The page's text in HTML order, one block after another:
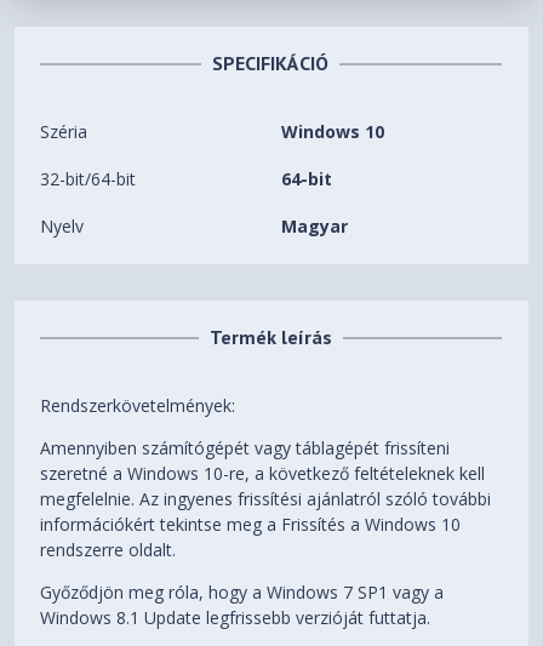
SPECIFIKÁCIÓ
Széria Windows 10
32-bit/64-bit 64-bit
Nyelv Magyar
Termék leírás
Rendszerkövetelmények:
Amennyiben számítógépét vagy táblagépét frissíteni
szeretné a Windows 10-re, a következő feltételeknek kell
megfelelnie. Az ingyenes frissítési ajánlatról szóló további
információkért tekintse meg a Frissítés a Windows 10
rendszerre oldalt.
Győződjön meg róla, hogy a Windows 7 SP1 vagy a
Windows 8.1 Update legfrissebb verzióját futtatja.